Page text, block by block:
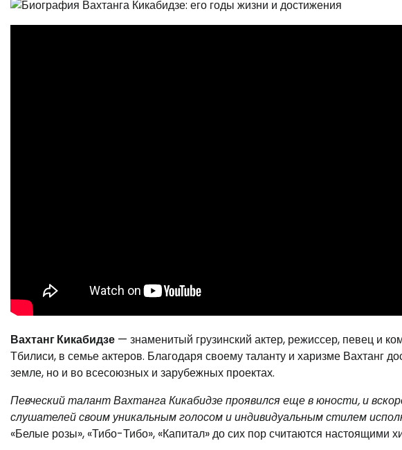
Вахтанг Кикабидзе — знаменитый грузинский актер, режиссер, певец и
Тбилиси, в семье актеров. Благодаря своему таланту и харизме Вахтанг
земле, но и во всесоюзных и зарубежных проектах.
Певческий талант Вахтанга Кикабидзе проявился еще в юности, и
слушателей своим уникальным голосом и индивидуальным стилем
«Белые розы», «Тибо-Тибо», «Капитал» до сих пор считаются настоящими